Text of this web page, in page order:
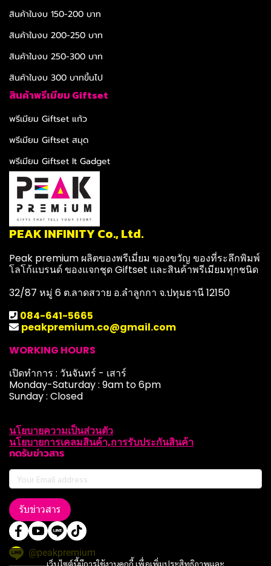
เว็บไซต์นี้มีการใช้งานคุกกี้ เพื่อเพิ่มประสิทธิภาพและ
สินค้าในงบ 150-200 บาท
สินค้าในงบ 200-250 บาท
สินค้าในงบ 250-300 บาท
สินค้าในงบ 300 บาทขึ้นไป
สินค้าพรีเมียม Giftset
พรีเมียม Giftset แก้ว
พรีเมียม Giftset สมุด
พรีเมียม Giftset It Gadget
PEAK INFINITY Co., Ltd.
Peak premium ผลิตของพรีเมี่ยม ของขวัญ ของที่ระลึกพิมพ์
โลโก้แบรนด์ ของแจกชุด Giftset และสินค้าพรีเมียมทุกชนิด
32/87 หมู่ 6 ต.ลาดสวาย อ.ลำลูกกา จ.ปทุมธานี 12150
084-641-5665
peakpremium.co@gmail.com
WORKING HOURS
เปิดทำการ : วันจันทร์ - เสาร์
Monday-Saturday : 9am to 6pm
Sunday : Closed
นโยบายความเป็นส่วนตัว
นโยบายการเคลมสินค้า,การรับประกันสินค้า
กดรับข่าวสาร
รับข่าวสาร
@peakpremium